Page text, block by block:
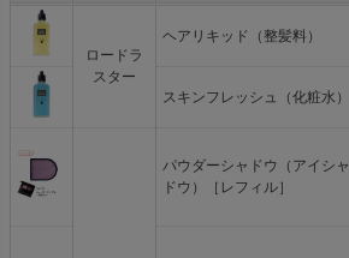
ロードラ
スター
ヘアリキッド（整髪料）
スキンフレッシュ（化粧水）
パウダーシャドウ（アイシャ
ドウ）［レフィル］